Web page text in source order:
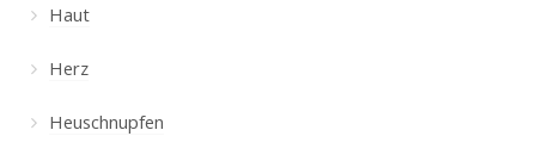
Haut
Herz
Heuschnupfen